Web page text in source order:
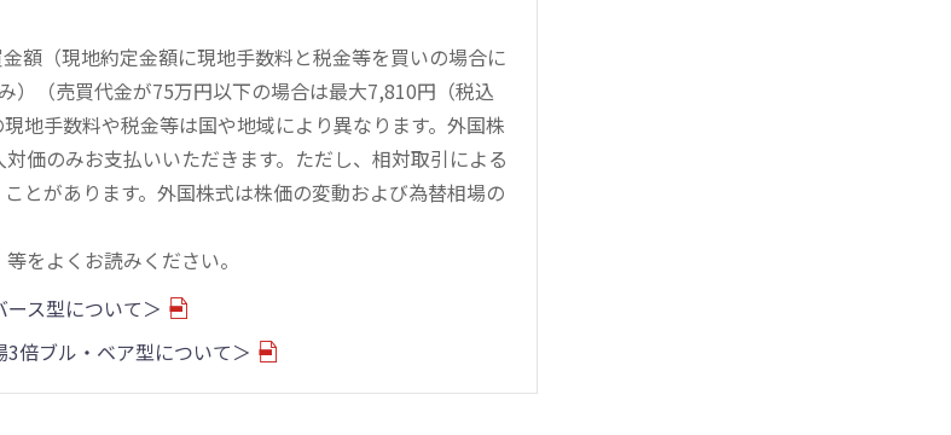
額（現地約定金額に現地手数料と税金等を買いの場合に
）（売買代金が75万円以下の場合は最大7,810円（税込
地手数料や税金等は国や地域により異なります。外国株
価のみお支払いいただきます。ただし、相対取引による
とがあります。外国株式は株価の変動および為替相場の
をよくお読みください。
ス型について＞
倍ブル・ベア型について＞